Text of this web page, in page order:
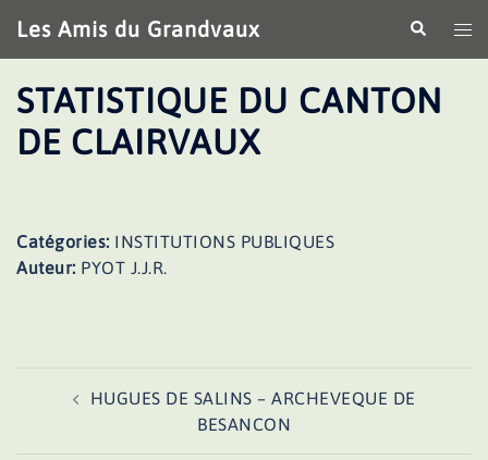
au
contenu
Les Amis du Grandvaux
le
STATISTIQUE DU CANTON
DE CLAIRVAUX
Catégories: INSTITUTIONS PUBLIQUES
Auteur: PYOT J.J.R.
d’articleHUGUES DE SALINS – ARCHEVEQUE DE
BESANCON